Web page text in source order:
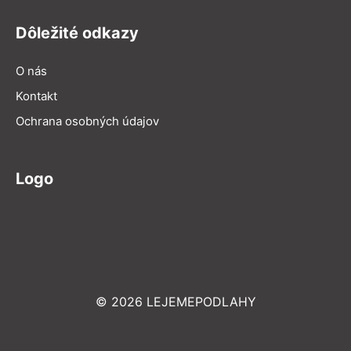
Dôležité odkazy
O nás
Kontakt
Ochrana osobných údajov
Logo
© 2026 LEJEMEPODLAHY